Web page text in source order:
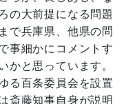
の大前提になる問題
で兵庫県、他県の問
事細かにコメントす
かと思っています。
る百条委員会を設置
斎藤知事自身が説明